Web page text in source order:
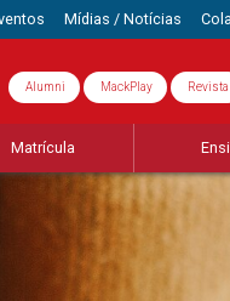
Mídias / Notícias
Alumni MackPlay Revista
Matrícula